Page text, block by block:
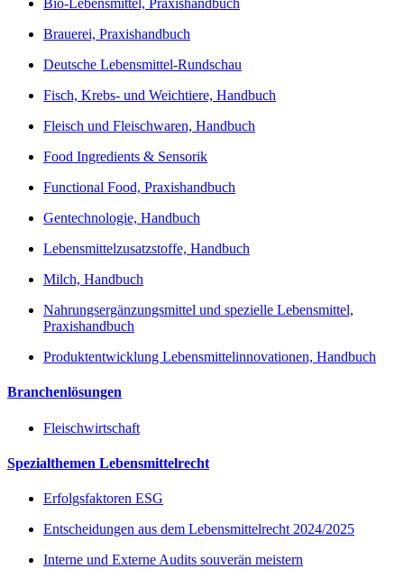
Bio-Lebensmittel, Praxishandbuch
Brauerei, Praxishandbuch
Deutsche Lebensmittel-Rundschau
Fisch, Krebs- und Weichtiere, Handbuch
Fleisch und Fleischwaren, Handbuch
Food Ingredients & Sensorik
Functional Food, Praxishandbuch
Gentechnologie, Handbuch
Lebensmittelzusatzstoffe, Handbuch
Milch, Handbuch
Nahrungsergänzungsmittel und spezielle Lebensmittel,
Praxishandbuch
Produktentwicklung Lebensmittelinnovationen, Handbuch
Branchenlösungen
Fleischwirtschaft
Spezialthemen Lebensmittelrecht
Erfolgsfaktoren ESG
Entscheidungen aus dem Lebensmittelrecht 2024/2025
Interne und Externe Audits souverän meistern